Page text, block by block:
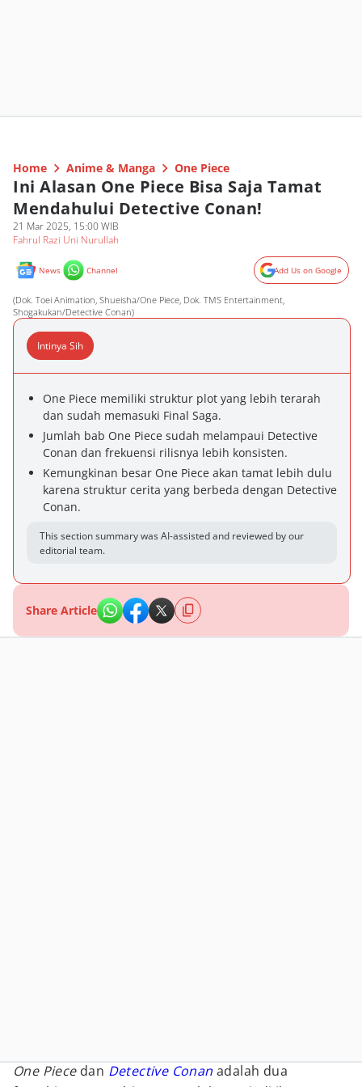
Home Anime & Manga One Piece
Ini Alasan One Piece Bisa Saja Tamat
Mendahului Detective Conan!
21 Mar 2025, 15:00 WIB
Fahrul Razi Uni Nurullah
News Channel Add Us on Google
(Dok. Toei Animation, Shueisha/One Piece, Dok. TMS Entertainment,
Shogakukan/Detective Conan)
Intinya Sih
One Piece memiliki struktur plot yang lebih terarah
dan sudah memasuki Final Saga.
Jumlah bab One Piece sudah melampaui Detective
Conan dan frekuensi rilisnya lebih konsisten.
Kemungkinan besar One Piece akan tamat lebih dulu
karena struktur cerita yang berbeda dengan Detective
Conan.
This section summary was AI-assisted and reviewed by our
editorial team.
Share Article
One Piecedan Detective Conan adalah dua